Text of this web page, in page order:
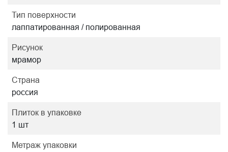
Тип поверхности
лаппатированная / полированная
Рисунок
мрамор
Страна
россия
Плиток в упаковке
1 шт
Метраж упаковки